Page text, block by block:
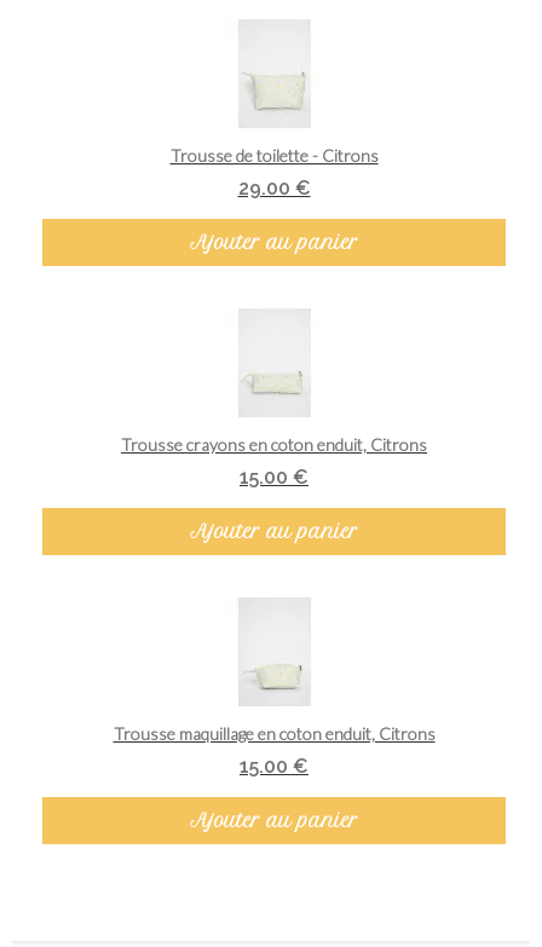
Aperçu rapide
Trousse de toilette - Citrons
29.00 €
Ajouter au panier
Aperçu rapide
Trousse crayons en coton enduit, Citrons
15.00 €
Ajouter au panier
Aperçu rapide
Trousse maquillage en coton enduit, Citrons
15.00 €
Ajouter au panier